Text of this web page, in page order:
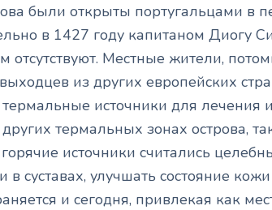
были открыты португальцами в
в 1427 году капитаном Диогу
отсутствуют. Местные жители,
из других европейских
источники для лечения
термальных зонах острова,
источники считались
в суставах, улучшать состояние
и сегодня, привлекая как